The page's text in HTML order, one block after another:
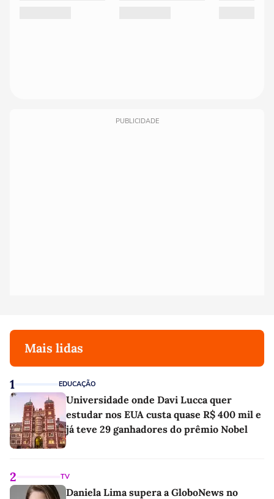
PUBLICIDADE
Mais lidas
1 EDUCAÇÃO
Universidade onde Davi Lucca quer
estudar nos EUA custa quase R$ 400 mil e
já teve 29 ganhadores do prêmio Nobel
2 TV
Daniela Lima supera a GloboNews no